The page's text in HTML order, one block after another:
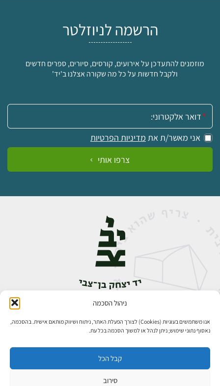
ניהול הסכמה
אנו משתמשים בעוגיות (Cookies) לצורך הפעלת האתר, ניתוח ושיווק מותאם אישית. בהסכמה,
נאסוף נתוני שימוש; ניתן לנהל או למשוך הסכמה בכל עת.
קבל הכל
סירוב
הרשמה לניוזלטר
מוזמנים להתעדכן על אירועים, קורסים, סיורים, ספרים חדשים
ולקבל חדשות על כל מה שקורה אצלנו ב'יד'
אימייל:
אני מאשר/ת את מדיניות הפרטיות
צרפו אותי
אבן גבירול 14, רחביה, ירושלים